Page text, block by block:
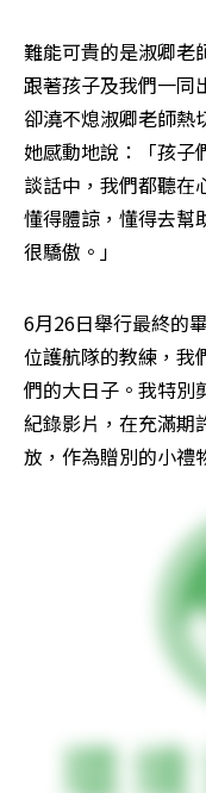
難能可貴的是淑卿老
跟著孩子及我們一同
卻澆不熄淑卿老師熱
她感動地說：「孩子
談話中，我們都聽在
懂得體諒，懂得去幫
很驕傲。」
6月26日舉行最終的
位護航隊的教練，我
們的大日子。我特別
紀錄影片，在充滿期
放，作為贈別的小禮